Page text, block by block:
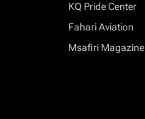
KQ Pride Center
Fahari Aviation
Msafiri Magazine